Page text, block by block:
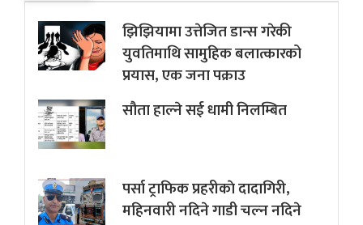
झिझियामा उत्तेजित डान्स गरेकी
युवतिमाथि सामुहिक बलात्कारको
प्रयास, एक जना पक्राउ
सौता हाल्ने सई धामी निलम्बित
पर्सा ट्राफिक प्रहरीकाे दादागिरी,
महिनवारी नदिने गाडी चल्न नदिने